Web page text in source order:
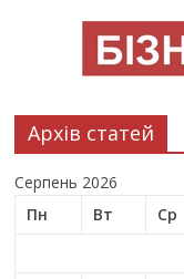
Архів статей
Серпень 2026
Пн
Вт Ср